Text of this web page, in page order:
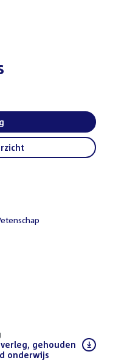
link:
gehouden
onderwijs